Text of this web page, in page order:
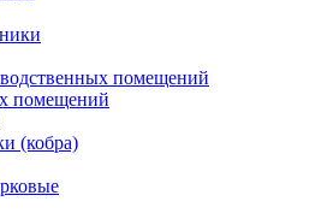
помещений
помещений
(кобра)